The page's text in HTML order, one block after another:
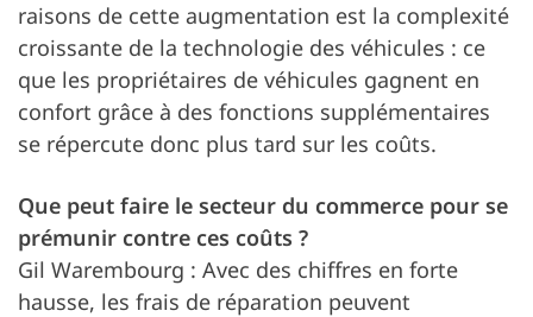
raisons de cette augmentation est la complexité
croissante de la technologie des véhicules : ce
que les propriétaires de véhicules gagnent en
confort grâce à des fonctions supplémentaires
se répercute donc plus tard sur les coûts.
Que peut faire le secteur du commerce pour se
prémunir contre ces coûts ?
Gil Warembourg : Avec des chiffres en forte
hausse, les frais de réparation peuvent